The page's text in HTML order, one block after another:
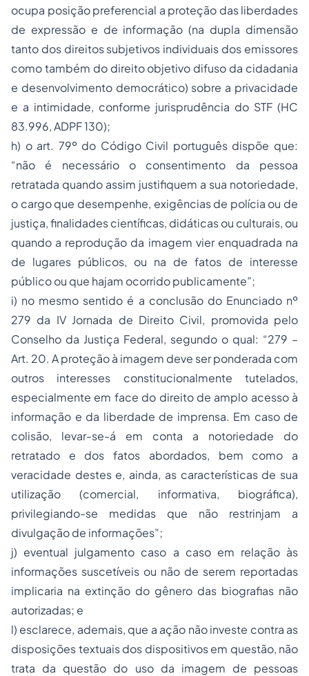
ocupa posição preferencial a proteção das liberdades
de expressão e de informação (na dupla dimensão
tanto dos direitos subjetivos individuais dos emissores
como também do direito objetivo difuso da cidadania
e desenvolvimento democrático) sobre a privacidade
e a intimidade, conforme jurisprudência do STF (HC
83.996, ADPF 130);
h) o art. 79º do Código Civil português dispõe que:
“não é necessário o consentimento da pessoa
retratada quando assim justifiquem a sua notoriedade,
o cargo que desempenhe, exigências de polícia ou de
justiça, finalidades científicas, didáticas ou culturais, ou
quando a reprodução da imagem vier enquadrada na
de lugares públicos, ou na de fatos de interesse
público ou que hajam ocorrido publicamente”;
i) no mesmo sentido é a conclusão do Enunciado nº
279 da IV Jornada de Direito Civil, promovida pelo
Conselho da Justiça Federal, segundo o qual: “279 –
Art. 20. A proteção à imagem deve ser ponderada com
outros interesses constitucionalmente tutelados,
especialmente em face do direito de amplo acesso à
informação e da liberdade de imprensa. Em caso de
colisão, levar-se-á em conta a notoriedade do
retratado e dos fatos abordados, bem como a
veracidade destes e, ainda, as características de sua
utilização (comercial, informativa, biográfica),
privilegiando-se medidas que não restrinjam a
divulgação de informações”;
j) eventual julgamento caso a caso em relação às
informações suscetíveis ou não de serem reportadas
implicaria na extinção do gênero das biografias não
autorizadas; e
l) esclarece, ademais, que a ação não investe contra as
disposições textuais dos dispositivos em questão, não
trata da questão do uso da imagem de pessoas